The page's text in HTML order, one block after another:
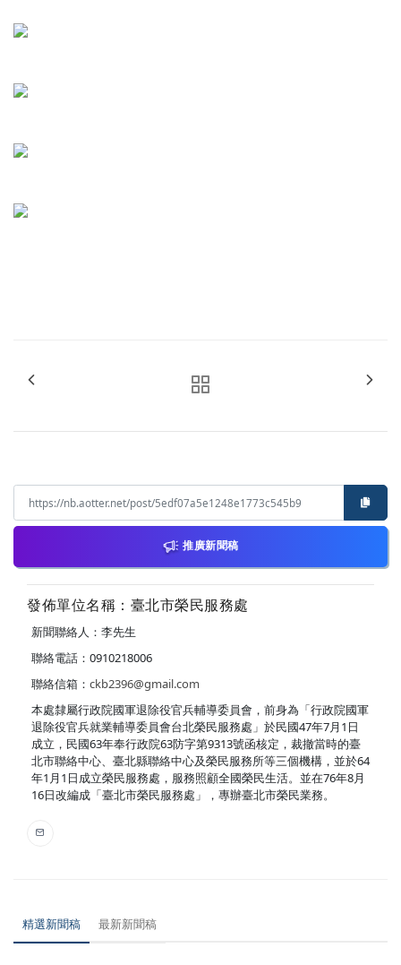
推廣新聞稿
發佈單位名稱：臺北市榮民服務處
新聞聯絡人：李先生
聯絡電話：0910218006
聯絡信箱： ckb2396@gmail.com
本處隸屬行政院國軍退除役官兵輔導委員會，前身為「行政院國軍
退除役官兵就業輔導委員會台北榮民服務處」於民國47年7月1日
成立，民國63年奉行政院63防字第9313號函核定，裁撤當時的臺
北市聯絡中心、臺北縣聯絡中心及榮民服務所等三個機構，並於64
年1月1日成立榮民服務處，服務照顧全國榮民生活。並在76年8月
16日改編成「臺北市榮民服務處」，專辦臺北市榮民業務。
精選新聞稿 最新新聞稿